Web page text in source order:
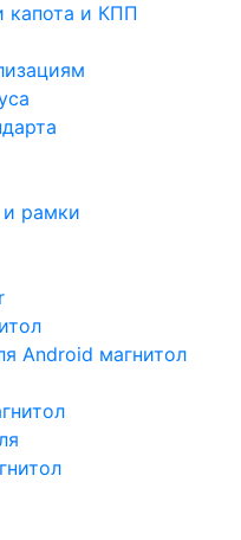
капота и КПП
рамки
Android магнитол